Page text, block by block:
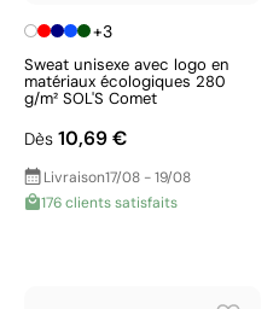
+3
Sweat unisexe avec logo en
matériaux écologiques 280
g/m² SOL'S Comet
Dès 10,69 €
Livraison17/08 - 19/08
176 clients satisfaits